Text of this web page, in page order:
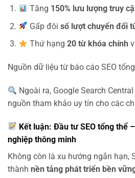
Tăng 150% lưu lượng truy
Gấp đôisố lượt chuyển đổi
Thứ hạng20 từ khóa chính
Nguồn dữ liệu từ báo cáo SEO
Ngoài ra, Google Search
nguồn tham khảo uy tín cho các
Kết luận: Đầu tư SEO tổng thể
nghiệp thông minh
Không còn là xu hướng ngắn hạn,
thành nền tảng phát triển bền